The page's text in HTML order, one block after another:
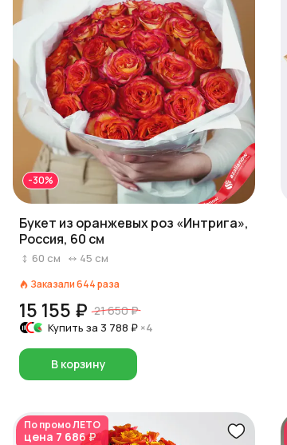
-30%
Букет из оранжевых роз «Интрига»,
Россия, 60 см
60 см 45 см
Заказали644раза
15 155 ₽ 21 650 ₽
Купить за 3 788 ₽ ×4
В корзину
По промоЛЕТО
цена 7 686 ₽